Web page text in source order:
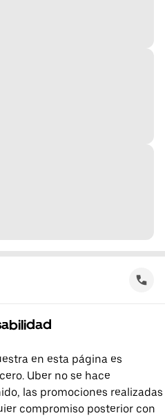
en esta página es
Uber no se hace
las promociones realizadas
compromiso posterior con